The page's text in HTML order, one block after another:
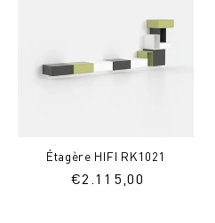
Étagère HIFI RK1021
Prix
€2.115,00